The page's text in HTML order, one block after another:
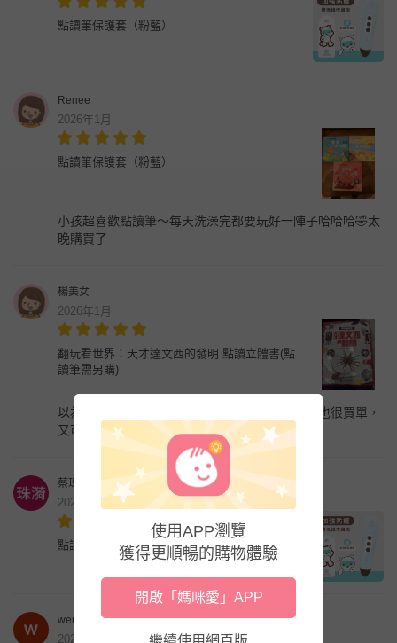
點讀筆保護套（粉藍）
Renee
2026年1月
點讀筆保護套（粉藍）
小孩超喜歡點讀筆～每天洗澡完都要玩好一陣子哈哈哈🤣太
晚購買了
楊美女
2026年1月
翻玩看世界：天才達文西的發明 點讀立體書(點
讀筆需另購)
以為對小孩有點難，看了介紹之後很喜歡，小孩也很買單，
又可以點的好聽的故事，很值得
蔡珠漪
2026年1月
點讀筆保護套（粉藍）
wenwen Chang
2026年1月
使用APP瀏覽
獲得更順暢的購物體驗
開啟「媽咪愛」APP